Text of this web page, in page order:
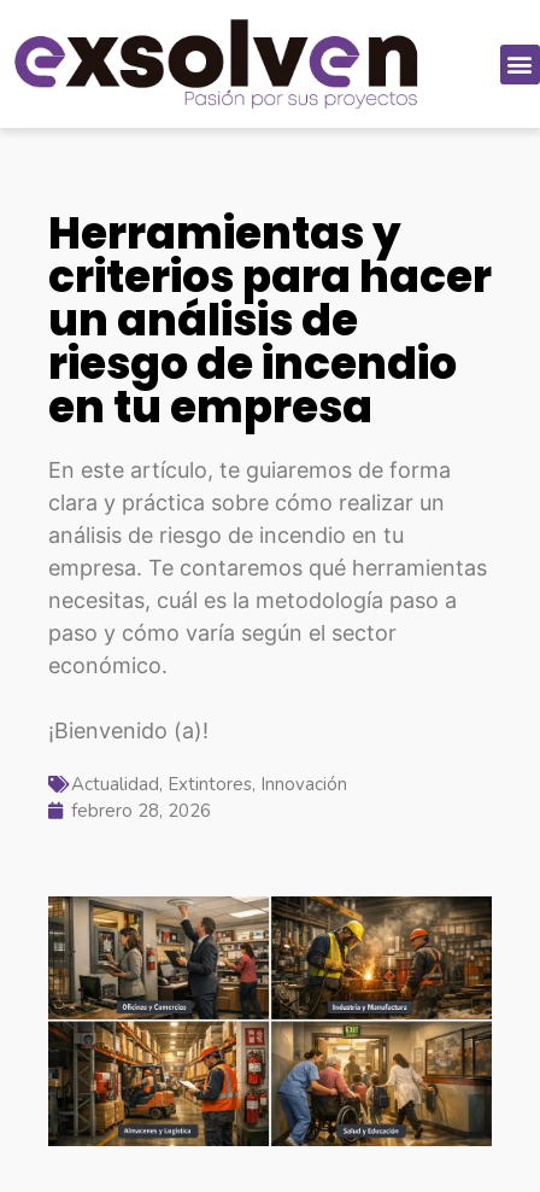
Herramientas y
criterios para hacer
un análisis de
riesgo de incendio
en tu empresa
En este artículo, te guiaremos de forma
clara y práctica sobre cómo realizar un
análisis de riesgo de incendio en tu
empresa. Te contaremos qué herramientas
necesitas, cuál es la metodología paso a
paso y cómo varía según el sector
económico.
¡Bienvenido (a)!
Actualidad, Extintores, Innovación
febrero 28, 2026